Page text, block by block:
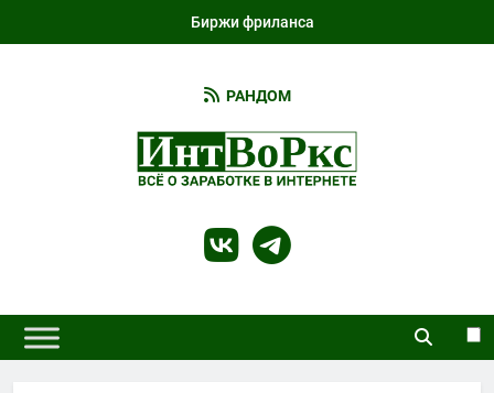
Биржи фриланса
IntWorks
Не Только…
РАНДОМ